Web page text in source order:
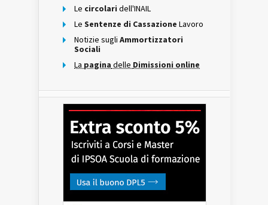
Le circolari dell'INAIL
Le Sentenze di Cassazione Lavoro
Notizie sugli Ammortizzatori
Sociali
La pagina delle Dimissioni online